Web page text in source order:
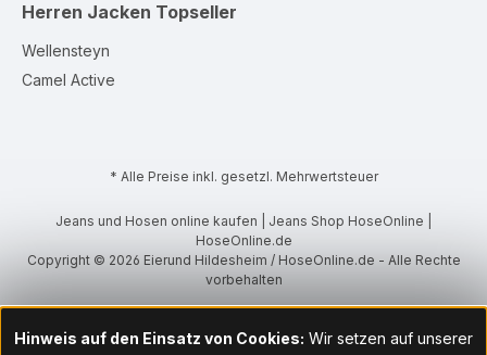
Herren Jacken Topseller
Wellensteyn
Camel Active
* Alle Preise inkl. gesetzl. Mehrwertsteuer
Jeans und Hosen online kaufen | Jeans Shop HoseOnline |
HoseOnline.de
Copyright © 2026 Eierund Hildesheim / HoseOnline.de - Alle Rechte
vorbehalten
Hinweis auf den Einsatz von Cookies: Wir setzen auf unserer